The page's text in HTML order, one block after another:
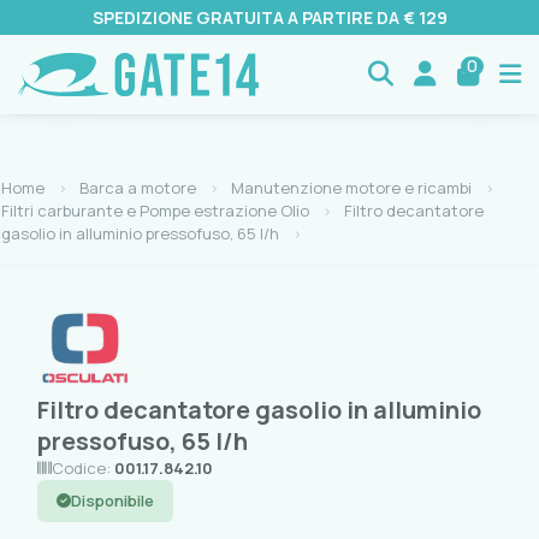
SPEDIZIONE GRATUITA A PARTIRE DA € 129
0
Home Barca a motore
Manutenzione motore e ricambi
Filtri carburante e Pompe estrazione Olio
Filtro decantatore
gasolio in alluminio pressofuso, 65 l/h
Filtro decantatore gasolio in alluminio
pressofuso, 65 l/h
Codice: 001.17.842.10
Disponibile